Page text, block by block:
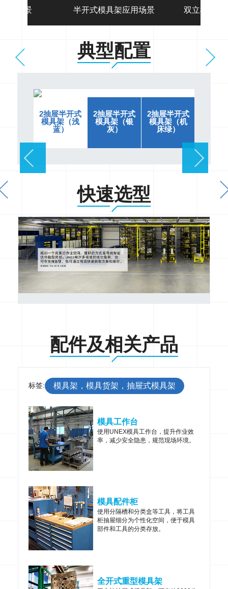
用场景 半开式模具架应用场景 双立柱半开
典型配置
2抽屉半开式
模具架（浅
蓝）
2抽屉半开式
模具架（银
灰）
2抽屉半开式
模具架（机
床绿）
快速选型
配件及相关产品
标签: 模具架，模具货架，抽屉式模具架
模具工作台
使用UNEX模具工作台，提升作业效
率，减少安全隐患，规范现场环境。
模具配件柜
使用分隔槽和分类盒等工具，将工具
柜抽屉细分为个性化空间，便于模具
部件和工具的分类存放。
全开式重型模具架